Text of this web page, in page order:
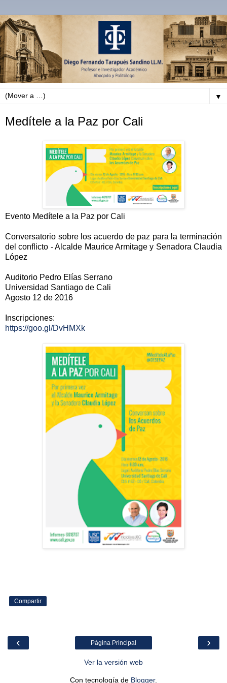
▼
Medítele a la Paz por Cali
Evento Medítele a la Paz por Cali
Conversatorio sobre los acuerdo de paz para la terminación
del conflicto - Alcalde Maurice Armitage y Senadora Claudia
López
Auditorio Pedro Elías Serrano
Universidad Santiago de Cali
Agosto 12 de 2016
Inscripciones:
https://goo.gl/DvHMXk
Compartir
‹ ›
Página Principal
Ver la versión web
Con tecnología de Blogger.